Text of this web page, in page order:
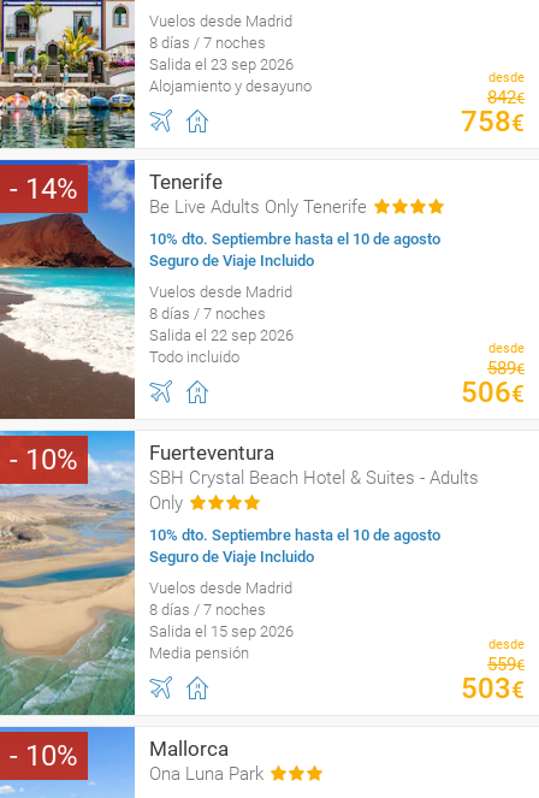
Vuelos desde Madrid
8 días / 7 noches
Salida el 23 sep 2026
Alojamiento y desayuno
desde
842€
758€
14 Tenerife
Be Live Adults Only Tenerife
10% dto. Septiembre hasta el 10 de agosto
Seguro de Viaje Incluido
Vuelos desde Madrid
8 días / 7 noches
Salida el 22 sep 2026
Todo incluido
desde
589€
506€
10 Fuerteventura
SBH Crystal Beach Hotel & Suites - Adults
Only
10% dto. Septiembre hasta el 10 de agosto
Seguro de Viaje Incluido
Vuelos desde Madrid
8 días / 7 noches
Salida el 15 sep 2026
Media pensión
desde
559€
503€
10 Mallorca
Ona Luna Park